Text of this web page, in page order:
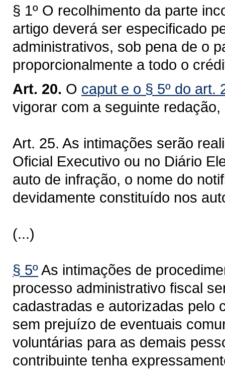
§ 1º O recolhimento da parte
artigo deverá ser especificado
administrativos, sob pena de o
proporcionalmente a todo o
Art. 20. O caput e o § 5º do art.
vigorar com a seguinte
Art. 25. As intimações serão
Oficial Executivo ou no Diário
auto de infração, o nome do
devidamente constituído nos
(...)
§ 5ºAs intimações de
processo administrativo fiscal
cadastradas e autorizadas pelo
sem prejuízo de eventuais
voluntárias para as demais
contribuinte tenha